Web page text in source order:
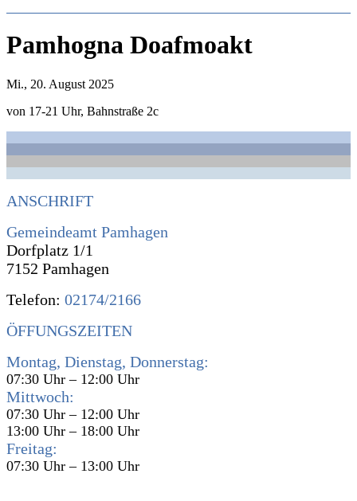
Pamhogna Doafmoakt
Mi., 20. August 2025
von 17-21 Uhr, Bahnstraße 2c
ANSCHRIFT
Gemeindeamt Pamhagen
Dorfplatz 1/1
7152 Pamhagen
Telefon: 02174/2166
ÖFFUNGSZEITEN
Montag, Dienstag, Donnerstag:
07:30 Uhr – 12:00 Uhr
Mittwoch:
07:30 Uhr – 12:00 Uhr
13:00 Uhr – 18:00 Uhr
Freitag:
07:30 Uhr – 13:00 Uhr